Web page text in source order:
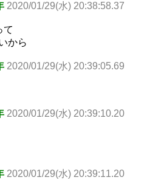
2020/01/29(水) 20:38:58.37
て
から
2020/01/29(水) 20:39:05.69
2020/01/29(水) 20:39:10.20
2020/01/29(水) 20:39:11.20